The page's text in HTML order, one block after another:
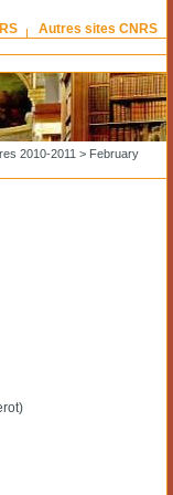
Autres sites CNRS
2010-2011 > February